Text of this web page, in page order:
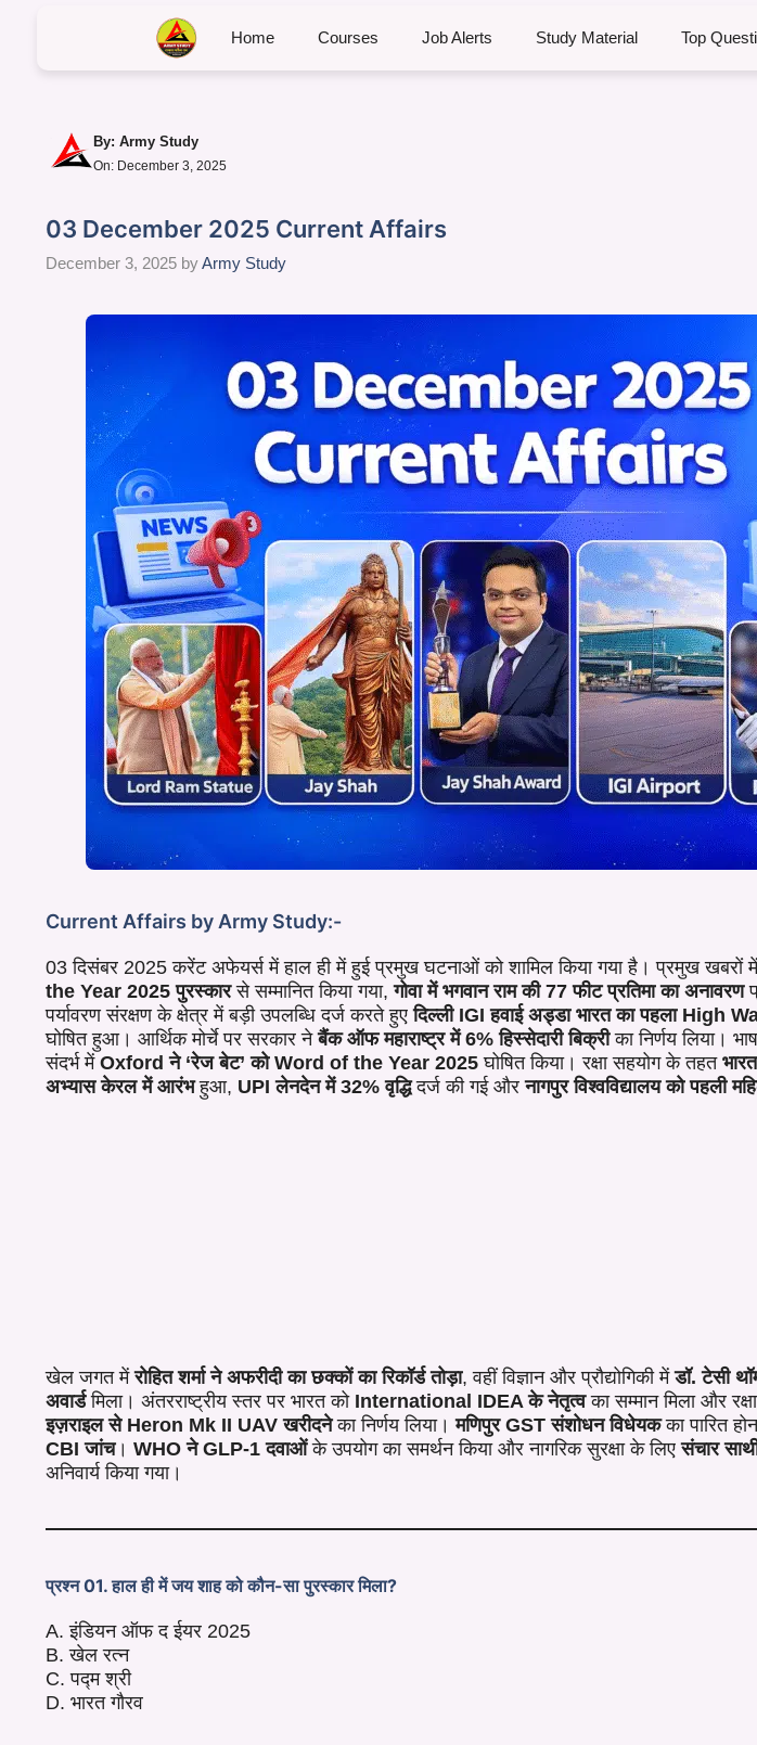
Home Courses Job Alerts Study Material Top
By: Army Study
On: December 3, 2025
03 December 2025 Current Affairs
December 3, 2025 byArmy Study
Current Affairs by Army Study:-
03 दिसंबर 2025 करेंट अफेयर्स में हाल ही में हुई प्रमुख घटनाओं को शामिल किया गया है। प्रमुख खबरों
the Year 2025 पुरस्कारसे सम्मानित किया गया,गोवा में भगवान राम की 77 फीट प्रतिमा का अनावरण
पर्यावरण संरक्षण के क्षेत्र में बड़ी उपलब्धि दर्ज करते हुएदिल्ली IGI हवाई अड्डा भारत का पहला High
घोषित हुआ। आर्थिक मोर्चे पर सरकार नेबैंक ऑफ महाराष्ट्र में 6% हिस्सेदारी बिक्रीका निर्णय लिया।
संदर्भ में Oxford ने ‘रेज बेट’ को Word of the Year 2025 घोषित किया। रक्षा सहयोग के तहत
अभ्यास केरल में आरंभहुआ, UPI लेनदेन में 32% वृद्धिदर्ज की गई औरनागपुर विश्वविद्यालय को पहली
खेल जगत मेंरोहित शर्मा ने अफरीदी का छक्कों का रिकॉर्ड तोड़ा, वहीं विज्ञान और प्रौद्योगिकी मेंडॉ. टेसी
अवार्डमिला। अंतरराष्ट्रीय स्तर पर भारत को International IDEA के नेतृत्वका सम्मान मिला और
इज़राइल से Heron Mk II UAV खरीदनेका निर्णय लिया।मणिपुर GST संशोधन विधेयकका पारित
CBI जांच। WHO ने GLP-1 दवाओंके उपयोग का समर्थन किया और नागरिक सुरक्षा के लिएसंचार
अनिवार्य किया गया।
प्रश्न 01. हाल ही में जय शाह को कौन-सा पुरस्कार मिला?
A. इंडियन ऑफ द ईयर 2025
B. खेल रत्न
C. पद्म श्री
D. भारत गौरव